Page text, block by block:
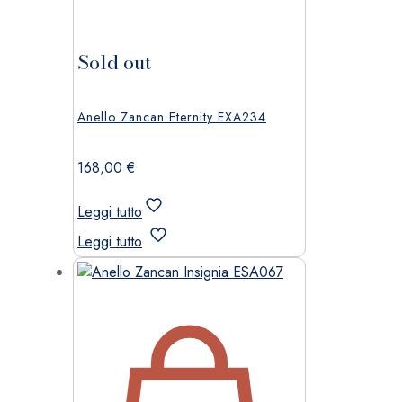
Sold out
Anello Zancan Eternity EXA234
168,00€
Leggi tutto
Leggi tutto